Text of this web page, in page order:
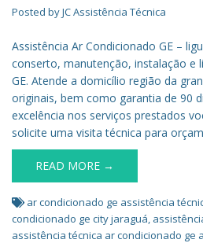
Posted byJC Assistência Técnica
Assistência Ar Condicionado GE –
conserto, manutenção, instalação e
GE. Atende a domicílio região da
originais, bem como garantia de 90
excelência nos serviços prestados
solicite uma visita técnica para
READ MORE →
ar condicionado ge assistência
condicionado ge city jaraguá,
assistência técnica ar condicionado ge